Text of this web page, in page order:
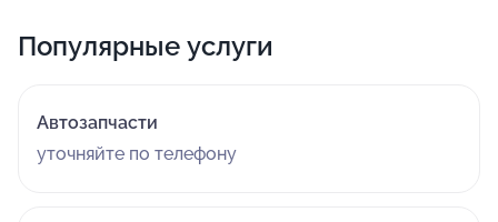
Популярные услуги
Автозапчасти
уточняйте по телефону